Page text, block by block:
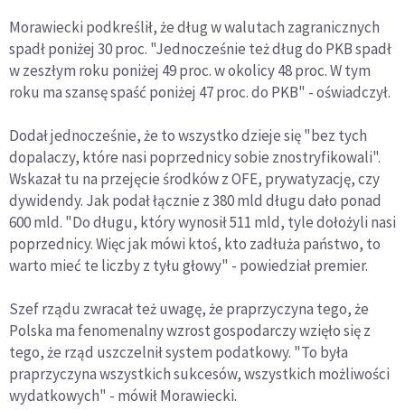
Morawiecki podkreślił, że dług w walutach zagranicznych
spadł poniżej 30 proc. "Jednocześnie też dług do PKB spadł
w zeszłym roku poniżej 49 proc. w okolicy 48 proc. W tym
roku ma szansę spaść poniżej 47 proc. do PKB" - oświadczył.
Dodał jednocześnie, że to wszystko dzieje się "bez tych
dopalaczy, które nasi poprzednicy sobie znostryfikowali".
Wskazał tu na przejęcie środków z OFE, prywatyzację, czy
dywidendy. Jak podał łącznie z 380 mld długu dało ponad
600 mld. "Do długu, który wynosił 511 mld, tyle dołożyli nasi
poprzednicy. Więc jak mówi ktoś, kto zadłuża państwo, to
warto mieć te liczby z tyłu głowy" - powiedział premier.
Szef rządu zwracał też uwagę, że praprzyczyna tego, że
Polska ma fenomenalny wzrost gospodarczy wzięło się z
tego, że rząd uszczelnił system podatkowy. "To była
praprzyczyna wszystkich sukcesów, wszystkich możliwości
wydatkowych" - mówił Morawiecki.